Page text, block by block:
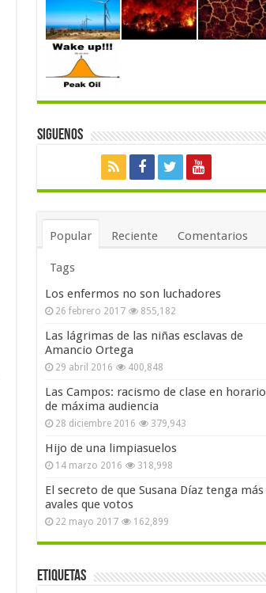
Siguenos
Popular Reciente Comentarios
Tags
Los enfermos no son luchadores
26 febrero 2017 855,182
Las lágrimas de las niñas esclavas de
Amancio Ortega
29 abril 2016 400,848
Las Campos: racismo de clase en horario
de máxima audiencia
28 diciembre 2016 379,943
Hijo de una limpiasuelos
14 marzo 2016 318,998
El secreto de que Susana Díaz tenga más
avales que votos
22 mayo 2017 162,899
Etiquetas